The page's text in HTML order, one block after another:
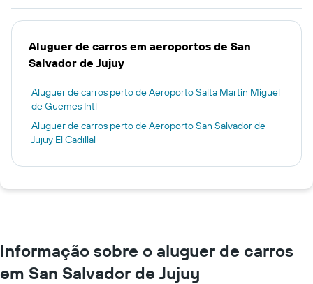
Aluguer de carros em aeroportos de San
Salvador de Jujuy
Aluguer de carros perto de Aeroporto Salta Martin Miguel
de Guemes Intl
Aluguer de carros perto de Aeroporto San Salvador de
Jujuy El Cadillal
Informação sobre o aluguer de carros
em San Salvador de Jujuy